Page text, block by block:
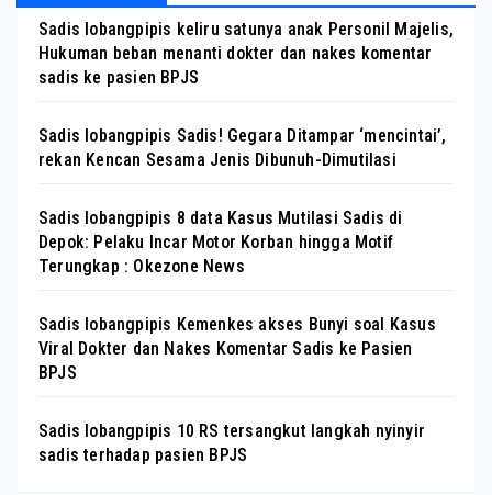
Sadis lobangpipis keliru satunya anak Personil Majelis,
Hukuman beban menanti dokter dan nakes komentar
sadis ke pasien BPJS
Sadis lobangpipis Sadis! Gegara Ditampar ‘mencintai’,
rekan Kencan Sesama Jenis Dibunuh-Dimutilasi
Sadis lobangpipis 8 data Kasus Mutilasi Sadis di
Depok: Pelaku Incar Motor Korban hingga Motif
Terungkap : Okezone News
Sadis lobangpipis Kemenkes akses Bunyi soal Kasus
Viral Dokter dan Nakes Komentar Sadis ke Pasien
BPJS
Sadis lobangpipis 10 RS tersangkut langkah nyinyir
sadis terhadap pasien BPJS